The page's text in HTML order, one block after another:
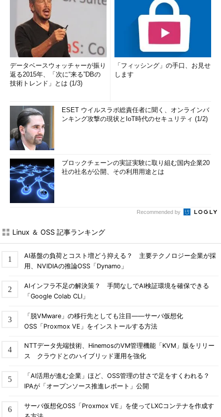
データベースウォッチャーが振り
返る2015年、「次に“来る”DBの
技術トレンド」とは (1/3)
「フィッシング」の手口、お見せ
します
ESET ウイルスラボ総責任者に聞く、オンラインバ
ンキング攻撃の現状とIoT時代のセキュリティ (1/2)
ブロックチェーンの実証実験に取り組む国内企業20
社の社名が公開、その利用用途とは
Recommended by
Linux ＆ OSS 記事ランキング
AI基盤の負荷とコスト増どう抑える？ 主要テクノロジー企業が採
用、NVIDIAの推論OSS「Dynamo」
AIインフラ不足の解決策？ 手間なしでAI検証環境を確保できる
「Google Colab CLI」
「脱VMware」の移行先としても注目――サーバ仮想化
OSS「Proxmox VE」をインストールする方法
NTTデータ先端技術、HinemosのVM管理機能「KVM」版をリリー
ス クラウドとのハイブリッド運用を強化
「AI活用が進む企業」ほど、OSS管理の甘さで足をすくわれる？
IPAが「オープンソース推進レポート」公開
サーバ仮想化OSS「Proxmox VE」を使ってLXCコンテナを作成す